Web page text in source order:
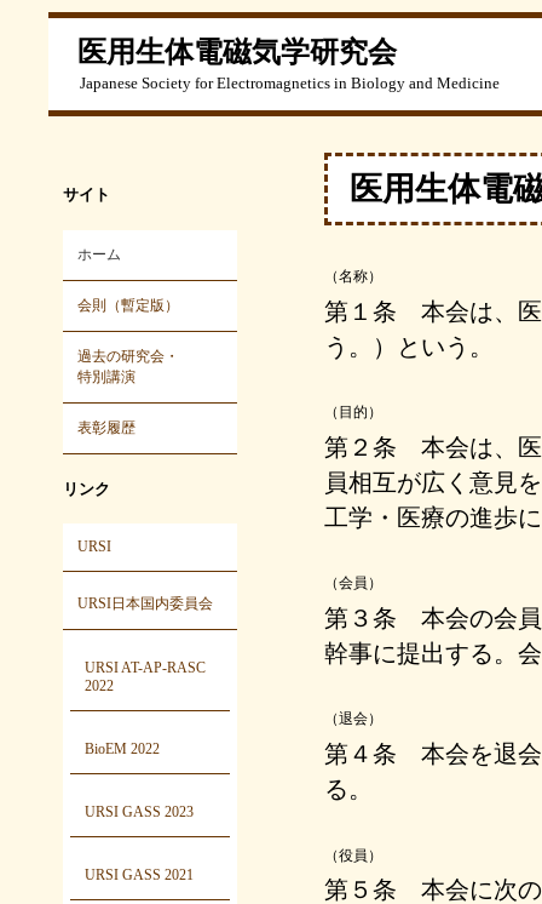
医用生体電磁気学研究会
Japanese Society for Electromagnetics in Biology and Medicine
サイト
ホーム
会則（暫定版）
過去の研究会・
特別講演
表彰履歴
リンク
URSI
URSI日本国内委員会
URSI AT-AP-RASC
2022
BioEM 2022
URSI GASS 2023
URSI GASS 2021
医用生体電
（名称）
第１条 本会は、医
う。）という。
（目的）
第２条 本会は、医
員相互が広く意見
工学・医療の進歩
（会員）
第３条 本会の会員
幹事に提出する。
（退会）
第４条 本会を退会
る。
（役員）
第５条 本会に次